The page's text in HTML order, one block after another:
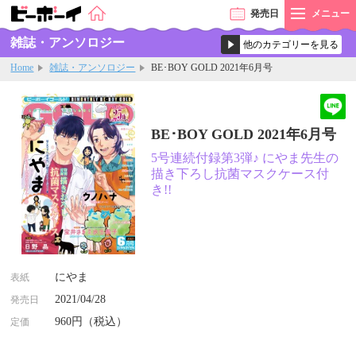
発売日 メニュー
雑誌・アンソロジー
Home 雑誌・アンソロジー BE･BOY GOLD 2021年6月号
BE･BOY GOLD 2021年6月号
5号連続付録第3弾♪ にやま先生の
描き下ろし抗菌マスクケース付
き!!
表紙 にやま
発売日 2021/04/28
定価 960円（税込）